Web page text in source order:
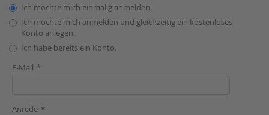
Ich möchte mich einmalig anmelden.
Ich möchte mich anmelden und gleichzeitig ein kostenloses
Konto anlegen.
Ich habe bereits ein Konto.
E-Mail
Anrede